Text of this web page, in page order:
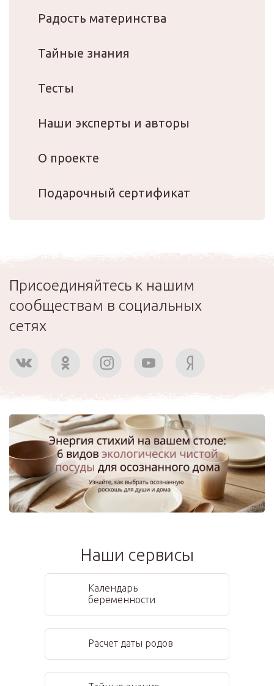
Радость материнства
Тайные знания
Тесты
Наши эксперты и авторы
О проекте
Подарочный сертификат
Присоединяйтесь к нашим
сообществам в социальных
сетях
Наши сервисы
Календарь
беременности
Расчет даты родов